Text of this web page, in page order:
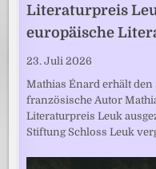
Literaturpreis
europäische
23. Juli 2026
Mathias Énard erhält
französische Autor
Literaturpreis Leuk
Stiftung Schloss Leuk